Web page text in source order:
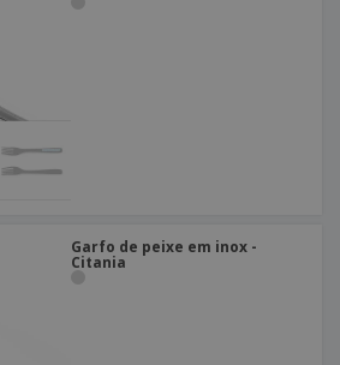
Garfo de peixe em inox -
Citania